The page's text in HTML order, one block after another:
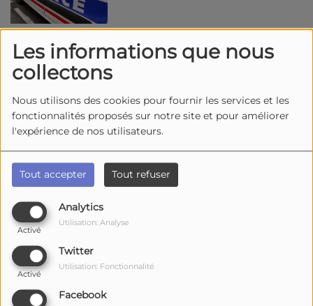
Les informations que nous
collectons
Nous utilisons des cookies pour fournir les services et les
fonctionnalités proposés sur notre site et pour améliorer
l'expérience de nos utilisateurs.
Tout accepter Tout refuser
Analytics
Activé
Utilisation: Analyse
Twitter
Activé
Utilisation: Fonctionnalité
Facebook
La Rochelle : 5 kilos et demi de
Mireuil
Bourcefranc-le-Chapus : un
grave accident de la route
impliquant deux utilitaires
spiritueux interpellés par les